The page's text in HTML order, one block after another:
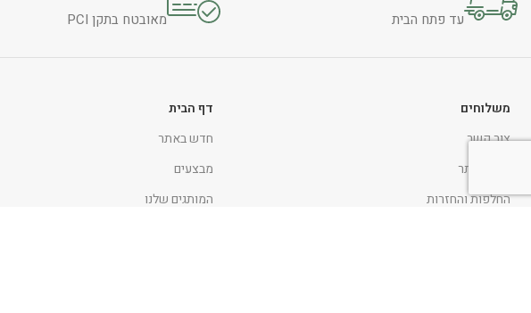
עד פתח הבית מאובטח בתקן PCI
משלוחים
צור קשר
תקנון אתר
החלפות והחזרות
דף הבית
חדש באתר
מבצעים
המותגים שלנו